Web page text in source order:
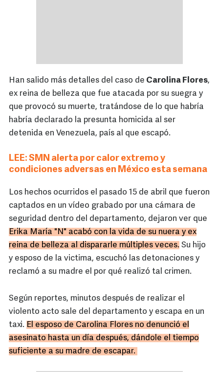
Han salido más detalles del caso de Carolina Flores,
ex reina de belleza que fue atacada por su suegra y
que provocó su muerte, tratándose de lo que habría
habría declarado la presunta homicida al ser
detenida en Venezuela, país al que escapó.
LEE: SMN alerta por calor extremo y
condiciones adversas en México esta semana
Los hechos ocurridos el pasado 15 de abril que fueron
captados en un vídeo grabado por una cámara de
seguridad dentro del departamento, dejaron ver que
Erika María "N" acabó con la vida de su nuera y ex
reina de belleza al dispararle múltiples veces. Su hijo
y esposo de la victima, escuchó las detonaciones y
reclamó a su madre el por qué realizó tal crimen.
Según reportes, minutos después de realizar el
violento acto sale del departamento y escapa en un
taxi. El esposo de Carolina Flores no denunció el
asesinato hasta un día después, dándole el tiempo
suficiente a su madre de escapar.